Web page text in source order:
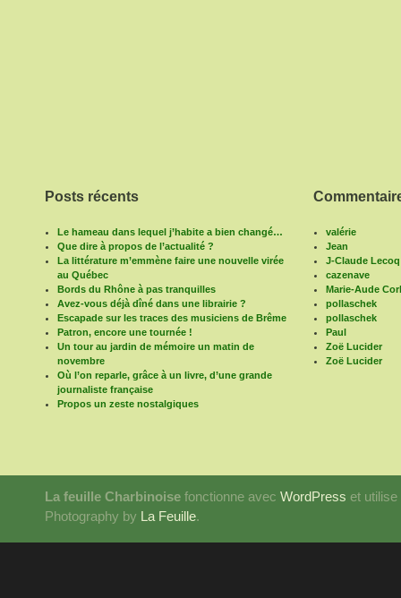
Posts récents
Le hameau dans lequel j’habite a bien changé…
Que dire à propos de l’actualité ?
La littérature m’emmène faire une nouvelle virée
au Québec
Bords du Rhône à pas tranquilles
Avez-vous déjà dîné dans une librairie ?
Escapade sur les traces des musiciens de Brême
Patron, encore une tournée !
Un tour au jardin de mémoire un matin de
novembre
Où l’on reparle, grâce à un livre, d’une grande
journaliste française
Propos un zeste nostalgiques
valérie
Jean
J-Claude Lecoq
cazenave
Marie-Aude
pollaschek
pollaschek
Paul
Zoë Lucider
Zoë Lucider
La feuille Charbinoise fonctionne avec WordPress et
Photography by La Feuille.